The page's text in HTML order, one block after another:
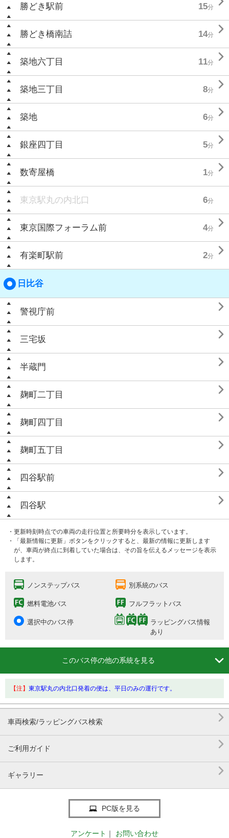
勝どき駅前 15分
勝どき橋南詰 14分 
築地六丁目 11分 
築地三丁目 8分 
築地 6分 
銀座四丁目 5分 
数寄屋橋 1分 
東京駅丸の内北口 6分
東京国際フォーラム前 4分 
有楽町駅前 2分 
日比谷
警視庁前 
三宅坂 
半蔵門 
麹町二丁目 
麹町四丁目 
麹町五丁目 
四谷駅前 
四谷駅 
・更新時刻時点での車両の走行位置と所要時分を表示しています。
・「最新情報に更新」ボタンをクリックすると、最新の情報に更新します
が、車両が終点に到着していた場合は、その旨を伝えるメッセージを表示
します。
ノンステップバス 別系統のバス
燃料電池バス フルフラットバス
選択中のバス停
ラッピングバス情報
あり
このバス停の他の系統を見る 
【注】 東京駅丸の内北口発着の便は、平日のみの運行です。
車両検索/ラッピングバス検索 
ご利用ガイド 
ギャラリー 
PC版を見る
アンケート ｜ お問い合わせ